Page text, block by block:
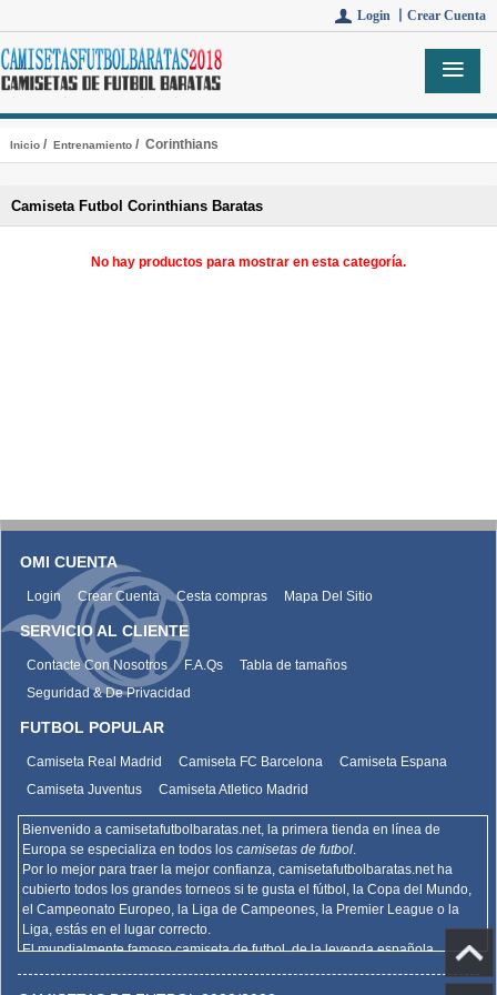
Login 丨 Crear Cuenta
Inicio/ Entrenamiento/ Corinthians
Camiseta Futbol Corinthians Baratas
No hay productos para mostrar en esta categoría.
OMI CUENTA
Login Crear Cuenta Cesta compras Mapa Del Sitio
SERVICIO AL CLIENTE
Contacte Con Nosotros F.A.Qs
Tabla de tamaños
Seguridad & De Privacidad
FUTBOL POPULAR
Camiseta Real Madrid Camiseta FC Barcelona
Camiseta Espana
Camiseta Juventus
Camiseta Atletico Madrid
Bienvenido a camisetafutbolbaratas.net, la primera tienda en línea de
Europa se especializa en todos los camisetas de futbol.
Por lo mejor para traer la mejor confianza, camisetafutbolbaratas.netha
cubierto todos los grandes torneos si te gusta el fútbol, la Copa del Mundo,
el Campeonato Europeo, la Liga de Campeones, la Premier League o la
Liga, estás en el lugar correcto.
El mundialmente famoso camiseta de futbol, de la leyenda española